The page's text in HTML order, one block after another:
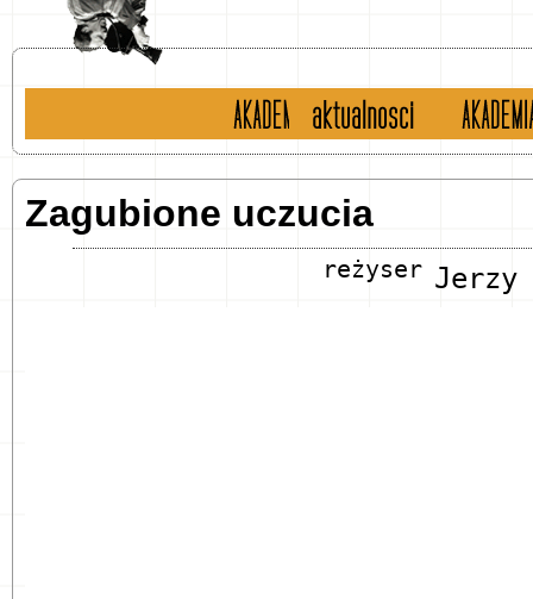
historiaaktualności english
Zagubione uczucia
reżyser Jerzy